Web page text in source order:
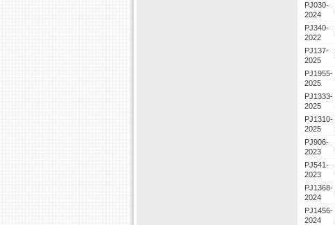
PJ030-
2024
PJ340-
2022
PJ137-
2025
PJ1955-
2025
PJ1333-
2025
PJ1310-
2025
PJ906-
2023
PJ541-
2023
PJ1368-
2024
PJ1456-
2024